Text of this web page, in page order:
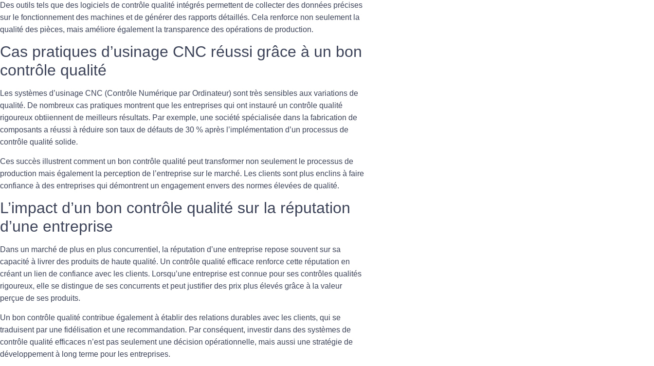
Des outils tels que des logiciels de contrôle qualité intégrés permettent de collecter des données précises
sur le fonctionnement des machines et de générer des rapports détaillés. Cela renforce non seulement la
qualité des pièces, mais améliore également la transparence des opérations de production.
Cas pratiques d’usinage CNC réussi grâce à un bon
contrôle qualité
Les systèmes d’usinage CNC (Contrôle Numérique par Ordinateur) sont très sensibles aux variations de
qualité. De nombreux cas pratiques montrent que les entreprises qui ont instauré un contrôle qualité
rigoureux obtiiennent de meilleurs résultats. Par exemple, une société spécialisée dans la fabrication de
composants a réussi à réduire son taux de défauts de 30 % après l’implémentation d’un processus de
contrôle qualité solide.
Ces succès illustrent comment un bon contrôle qualité peut transformer non seulement le processus de
production mais également la perception de l’entreprise sur le marché. Les clients sont plus enclins à faire
confiance à des entreprises qui démontrent un engagement envers des normes élevées de qualité.
L’impact d’un bon contrôle qualité sur la réputation
d’une entreprise
Dans un marché de plus en plus concurrentiel, la réputation d’une entreprise repose souvent sur sa
capacité à livrer des produits de haute qualité. Un contrôle qualité efficace renforce cette réputation en
créant un lien de confiance avec les clients. Lorsqu’une entreprise est connue pour ses contrôles qualités
rigoureux, elle se distingue de ses concurrents et peut justifier des prix plus élevés grâce à la valeur
perçue de ses produits.
Un bon contrôle qualité contribue également à établir des relations durables avec les clients, qui se
traduisent par une fidélisation et une recommandation. Par conséquent, investir dans des systèmes de
contrôle qualité efficaces n’est pas seulement une décision opérationnelle, mais aussi une stratégie de
développement à long terme pour les entreprises.